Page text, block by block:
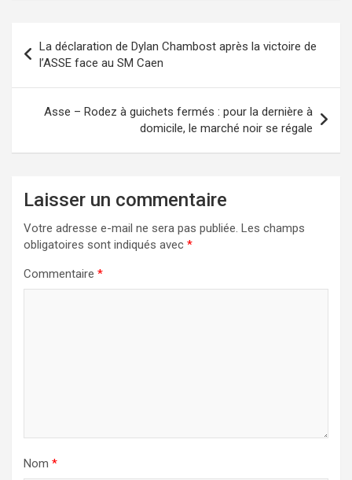
La déclaration de Dylan Chambost après la victoire de
l’ASSE face au SM Caen
Asse – Rodez à guichets fermés : pour la dernière à
domicile, le marché noir se régale
Laisser un commentaire
Votre adresse e-mail ne sera pas publiée. Les champs
obligatoires sont indiqués avec *
Commentaire *
Nom *